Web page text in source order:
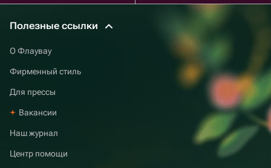
Полезные ссылки
О Флаувау
Фирменный стиль
Для прессы
Вакансии
Наш журнал
Центр помощи